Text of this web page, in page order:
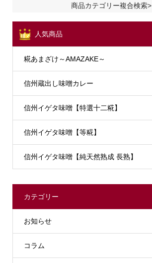
商品カテゴリー複合検索>
人気商品
糀あまざけ～AMAZAKE～
信州蔵出し味噌カレー
信州イゲタ味噌【特選十二糀】
信州イゲタ味噌【等糀】
信州イゲタ味噌【純天然熟成 長熟】
カテゴリー
お知らせ
コラム